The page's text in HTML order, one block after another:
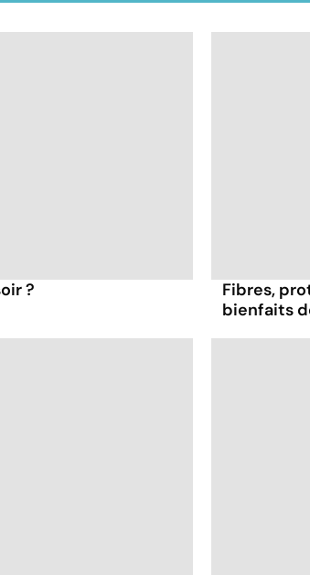
?
Fibres,
bienfaits